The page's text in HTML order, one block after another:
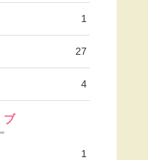
1
27
4
ブ
1